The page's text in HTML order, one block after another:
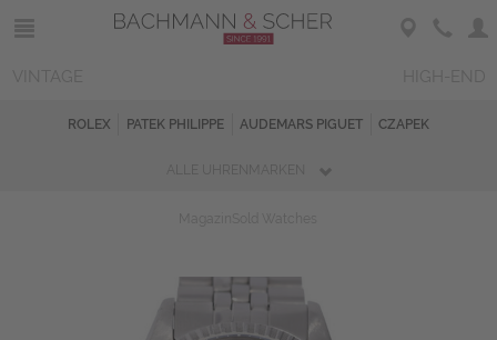
ROLEX PATEK PHILIPPE AUDEMARS PIGUET CZAPEK